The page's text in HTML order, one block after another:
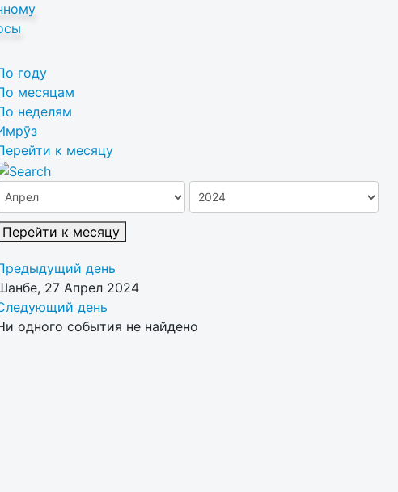
году
месяцам
неделям
к месяцу
Перейти к месяцу
день
27 Апрел 2024
день
одного события не найдено